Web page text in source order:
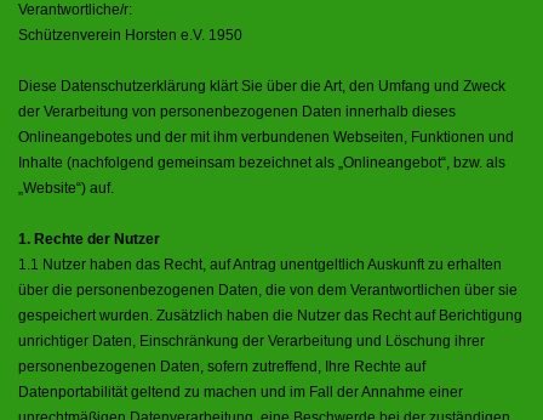
Verantwortliche/r:
Schützenverein Horsten e.V. 1950
Diese Datenschutzerklärung klärt Sie über die Art, den Umfang und Zweck
der Verarbeitung von personenbezogenen Daten innerhalb dieses
Onlineangebotes und der mit ihm verbundenen Webseiten, Funktionen und
Inhalte (nachfolgend gemeinsam bezeichnet als „Onlineangebot“, bzw. als
„Website“) auf.
1. Rechte der Nutzer
1.1 Nutzer haben das Recht, auf Antrag unentgeltlich Auskunft zu erhalten
über die personenbezogenen Daten, die von dem Verantwortlichen über sie
gespeichert wurden. Zusätzlich haben die Nutzer das Recht auf Berichtigung
unrichtiger Daten, Einschränkung der Verarbeitung und Löschung ihrer
personenbezogenen Daten, sofern zutreffend, Ihre Rechte auf
Datenportabilität geltend zu machen und im Fall der Annahme einer